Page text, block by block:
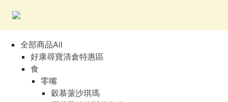
全部商品All
好康尋寶清倉特惠區
食
零嘴
穀慕蒎沙琪瑪